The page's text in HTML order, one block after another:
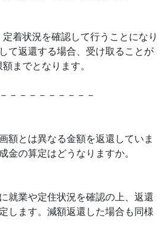
着状況を確認して行うことになり
て返還する場合、受け取ることが
までとなります。
－－－－－－－－－
額とは異なる金額を返還していま
金の算定はどうなりますか。
就業や定住状況を確認の上、返還
します。減額返還した場合も同様